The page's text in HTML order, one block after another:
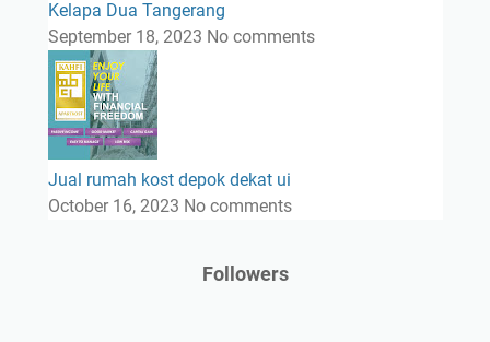
Kelapa Dua Tangerang
September 18, 2023 No comments
Jual rumah kost depok dekat ui
October 16, 2023 No comments
Followers